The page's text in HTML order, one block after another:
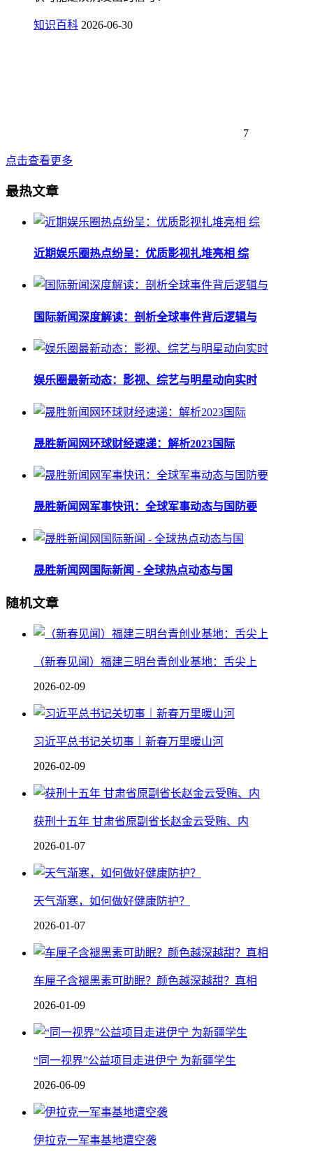
知识百科 2026-06-30
7
点击查看更多
最热文章
近期娱乐圈热点纷呈：优质影视扎堆亮相 综
国际新闻深度解读：剖析全球事件背后逻辑与
娱乐圈最新动态：影视、综艺与明星动向实时
晟胜新闻网环球财经速递：解析2023国际
晟胜新闻网军事快讯：全球军事动态与国防要
晟胜新闻网国际新闻 - 全球热点动态与国
随机文章
（新春见闻）福建三明台青创业基地：舌尖上
2026-02-09
习近平总书记关切事｜新春万里暖山河
2026-02-09
获刑十五年 甘肃省原副省长赵金云受贿、内
2026-01-07
天气渐寒，如何做好健康防护？
2026-01-07
车厘子含褪黑素可助眠？颜色越深越甜？真相
2026-01-09
“同一视界”公益项目走进伊宁 为新疆学生
2026-06-09
伊拉克一军事基地遭空袭